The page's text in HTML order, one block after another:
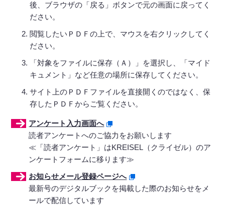
後、ブラウザの「戻る」ボタンで元の画面に戻ってく
ださい。
閲覧したいＰＤＦの上で、マウスを右クリックしてく
ださい。
「対象をファイルに保存（Ａ）」を選択し、「マイド
キュメント」など任意の場所に保存してください。
サイト上のＰＤＦファイルを直接開くのではなく、保
存したＰＤＦからご覧ください。
アンケート入力画面へ
読者アンケートへのご協力をお願いします
≪「読者アンケート」はKREISEL（クライゼル）のア
ンケートフォームに移ります≫
お知らせメール登録ページへ
最新号のデジタルブックを掲載した際のお知らせをメ
ールで配信しています